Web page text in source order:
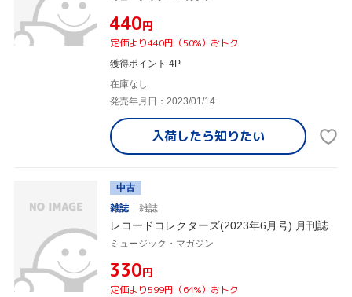
¥440円
定価より440円（50%）おトク
獲得ポイント 4P
在庫なし
発売年月日：2023/01/14
入荷したら知りたい
中古
雑誌
雑誌
レコードコレクターズ(2023年6月号) 月刊誌
ミュージック・マガジン
¥330円
定価より599円（64%）おトク